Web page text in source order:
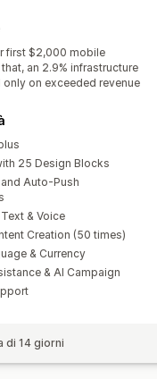
first $2,000 mobile
an 2.9% infrastructure
only on exceeded revenue
25 Design Blocks
Auto-Push
& Voice
Creation (50 times)
& Currency
& AI Campaign
di 14 giorni